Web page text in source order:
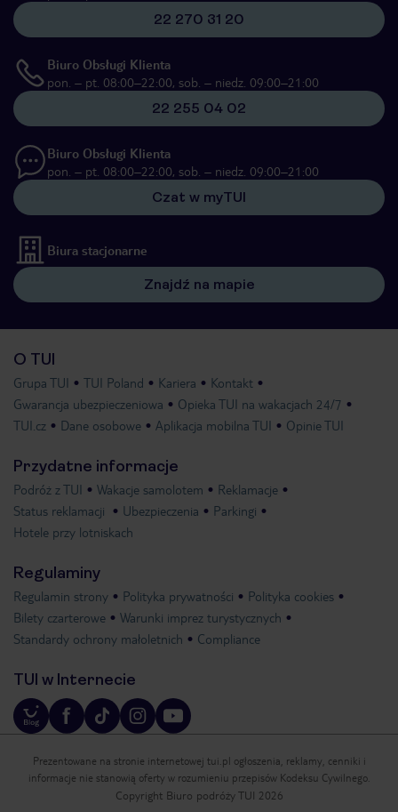
22 270 31 20
Biuro Obsługi Klienta
pon. – pt. 08:00–22:00, sob. – niedz. 09:00–21:00
22 255 04 02
Biuro Obsługi Klienta
pon. – pt. 08:00–22:00, sob. – niedz. 09:00–21:00
Czat w myTUI
Biura stacjonarne
Znajdź na mapie
O TUI
Grupa TUI TUI Poland Kariera
Kontakt
Gwarancja ubezpieczeniowa
Opieka TUI na wakacjach 24/7
TUI.cz
Dane osobowe Aplikacja mobilna TUI Opinie TUI
Przydatne informacje
Podróż z TUI Wakacje samolotem
Reklamacje
Status reklamacji
Ubezpieczenia
Parkingi
Hotele przy lotniskach
Regulaminy
Regulamin strony Polityka prywatności
Polityka cookies
Bilety czarterowe
Warunki imprez turystycznych
Standardy ochrony małoletnich
Compliance
TUI w Internecie
Prezentowane na stronie internetowej tui.pl ogłoszenia, reklamy, cenniki i
informacje nie stanowią oferty w rozumieniu przepisów Kodeksu Cywilnego.
Copyright Biuro podróży TUI 2026